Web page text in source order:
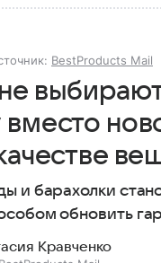
BestProducts Mail
и барахолки
обновить
Кравченко